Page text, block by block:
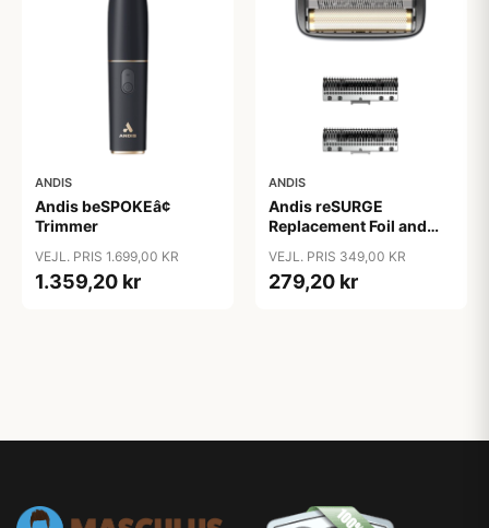
ANDIS
Andis beSPOKEâ¢
Trimmer
VEJL. PRIS 1.699,00 KR
1.359,20 kr
ANDIS
Andis reSURGE
Replacement Foil and
VEJL. PRIS 349,00 KR
279,20 kr